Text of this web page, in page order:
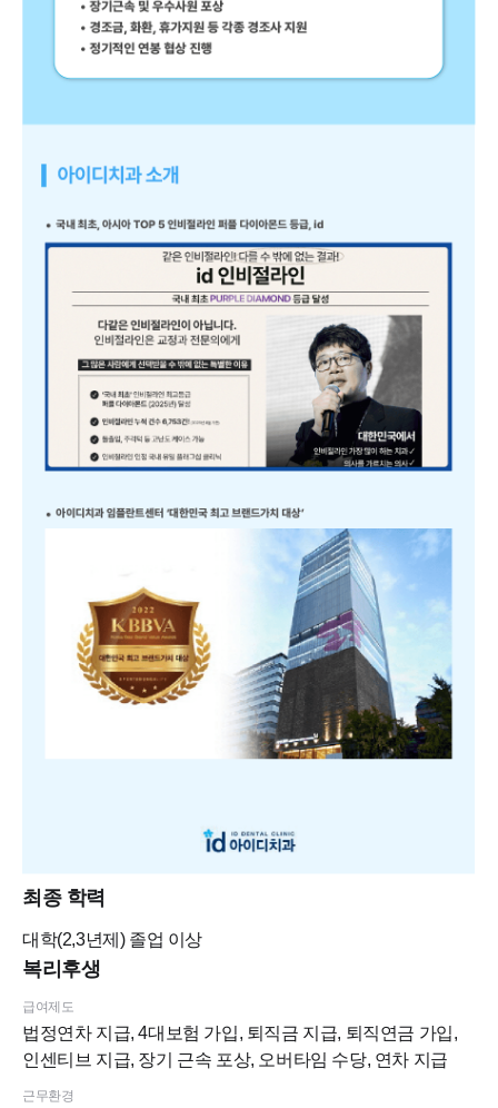
최종 학력
대학(2,3년제)졸업 이상
복리후생
급여제도
법정연차 지급, 4대보험 가입, 퇴직금 지급, 퇴직연금 가입,
인센티브 지급, 장기 근속 포상, 오버타임 수당, 연차 지급
근무환경